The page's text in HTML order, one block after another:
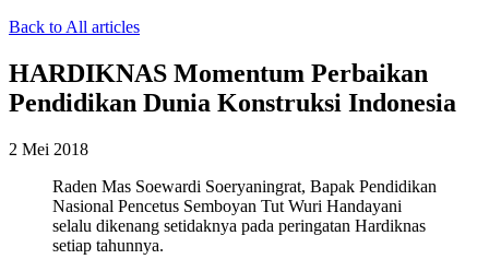
Back to All articles
HARDIKNAS Momentum Perbaikan
Pendidikan Dunia Konstruksi Indonesia
2 Mei 2018
Raden Mas Soewardi Soeryaningrat, Bapak Pendidikan
Nasional Pencetus Semboyan Tut Wuri Handayani
selalu dikenang setidaknya pada peringatan Hardiknas
setiap tahunnya.